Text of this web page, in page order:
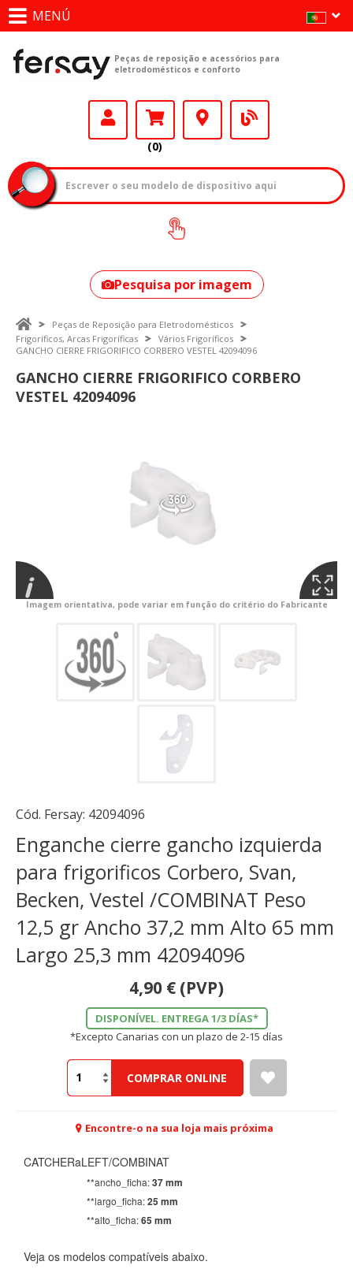
MENÚ
Peças de reposição e acessórios para
eletrodomésticos e conforto
(0)
Como encontrar
o seu modelo?
Pesquisa por imagem
Peças de Reposição para Eletrodomésticos
Frigoríficos, Arcas Frigoríficas
Vários Frigoríficos
GANCHO CIERRE FRIGORIFICO CORBERO VESTEL 42094096
GANCHO CIERRE FRIGORIFICO CORBERO
VESTEL 42094096
Imagem orientativa, pode variar em função do critério do Fabricante
Cód. Fersay: 42094096
Enganche cierre gancho izquierda
para frigorificos Corbero, Svan,
Becken, Vestel /COMBINAT Peso
12,5 gr Ancho 37,2 mm Alto 65 mm
Largo 25,3 mm 42094096
4,90 € (PVP)
DISPONÍVEL. ENTREGA 1/3 DÍAS*
*Excepto Canarias con un plazo de 2-15 días
COMPRAR ONLINE
Encontre-o na sua loja mais próxima
CATCHERaLEFT/COMBINAT
**ancho_ficha:37 mm
**largo_ficha:25 mm
**alto_ficha:65 mm
Veja os modelos compatíveis abaixo.